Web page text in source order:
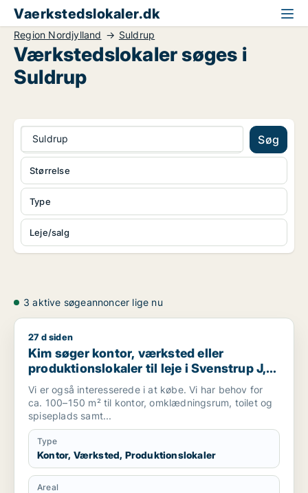
Vaerkstedslokaler.dk
Region Nordjylland Suldrup
Værkstedslokaler søges i
Suldrup
Suldrup Søg
Type
Leje/salg
Størrelse
3 aktive søgeannoncer lige nu
Kim søger kontor, værksted eller produktionslokaler til leje i
27 d siden
Kim søger kontor, værksted eller
produktionslokaler til leje i Svenstrup J,
Nibe eller Gistrup m.fl.
Vi er også interesserede i at købe. Vi har behov for
ca. 100–150 m² til kontor, omklædningsrum, toilet og
spiseplads samt...
Type
Kontor, Værksted, Produktionslokaler
Areal